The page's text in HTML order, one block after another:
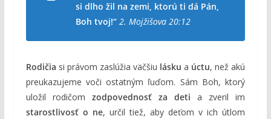
si dlho žil na zemi, ktorú ti dá Pán,
Boh tvoj!“ 2. Mojžišova 20:12
Rodičia si právom zaslúžia väčšiu lásku a úctu, než akú
preukazujeme voči ostatným ľuďom. Sám Boh, ktorý
uložil rodičom zodpovednosť za deti a zveril im
starostlivosť o ne, určil tiež, aby deťom v ich útlom